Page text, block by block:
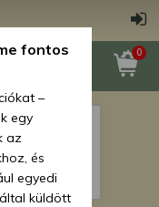
0
Vissza a
fontos
–
egy
az
és
egyedi
küldött